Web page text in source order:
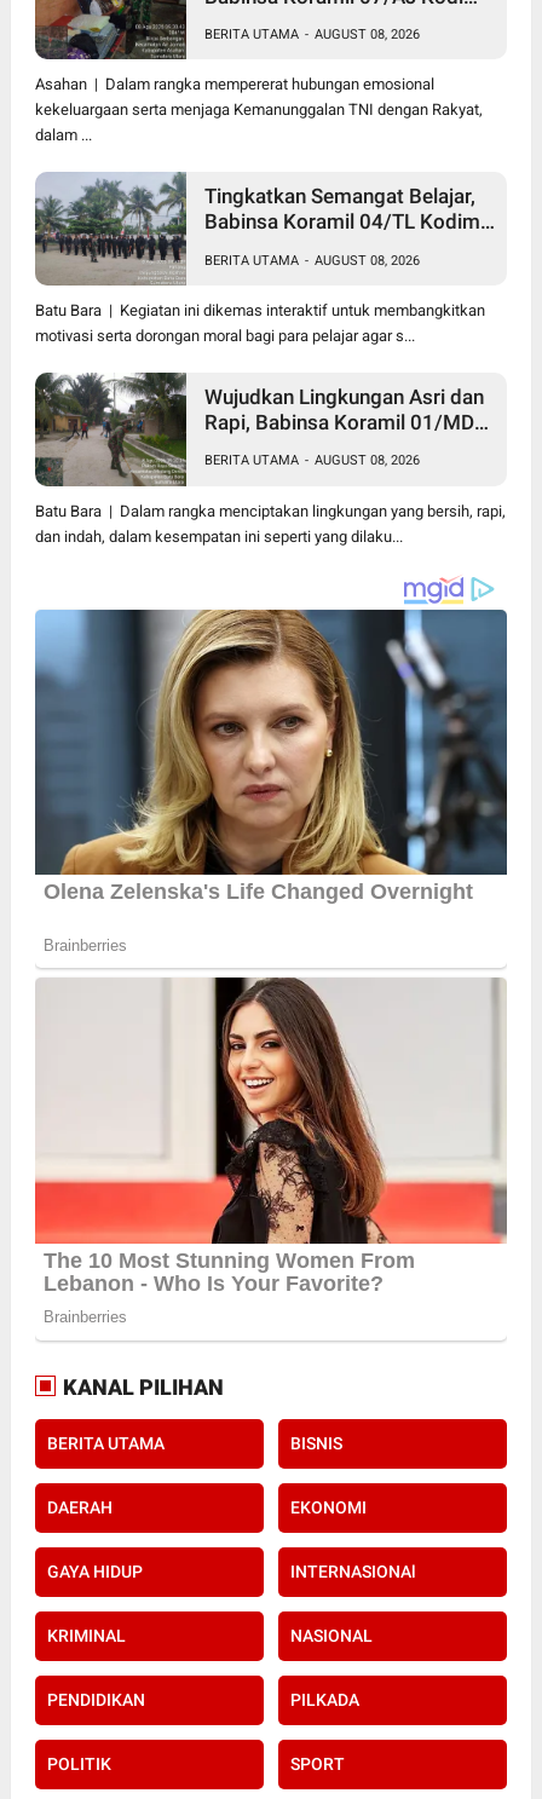
Serahkan Bantuan Tali Kasih
Kepada Lansia Usia 97 Tahun
BERITA UTAMA - AUGUST 08, 2026
Asahan | Dalam rangka mempererat hubungan emosional
kekeluargaan serta menjaga Kemanunggalan TNI dengan Rakyat,
dalam ...
Tingkatkan Semangat Belajar,
Babinsa Koramil 04/TL Kodim
Wawasan Kebangsaan bagi
Pelajar SMA & SMK
BERITA UTAMA - AUGUST 08, 2026
Batu Bara | Kegiatan ini dikemas interaktif untuk membangkitkan
motivasi serta dorongan moral bagi para pelajar agar s...
Wujudkan Lingkungan Asri dan
Rapi, Babinsa Koramil 01/MD
Warga Pakam Raya Selatan
Gotong Royong
BERITA UTAMA - AUGUST 08, 2026
Batu Bara | Dalam rangka menciptakan lingkungan yang bersih, rapi,
dan indah, dalam kesempatan ini seperti yang dilaku...
KANAL PILIHAN
BERITA UTAMA BISNIS
DAERAH EKONOMI
GAYA HIDUP INTERNASIONAl
KRIMINAL NASIONAL
PENDIDIKAN PILKADA
POLITIK SPORT